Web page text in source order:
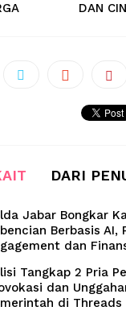
DAN
DARI
Jabar Bongkar
Berbasis AI,
dan
Tangkap 2 Pria
dan
di Threads